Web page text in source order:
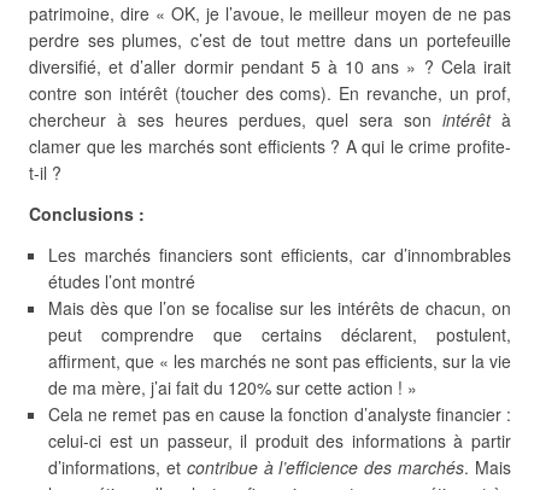
patrimoine, dire « OK, je l’avoue, le meilleur moyen de ne pas
perdre ses plumes, c’est de tout mettre dans un portefeuille
diversifié, et d’aller dormir pendant 5 à 10 ans » ? Cela irait
contre son intérêt (toucher des coms). En revanche, un prof,
chercheur à ses heures perdues, quel sera sonintérêtà
clamer que les marchés sont efficients ? A qui le crime profite-
t-il ?
Conclusions :
Les marchés financiers sont efficients, car d’innombrables
études l’ont montré
Mais dès que l’on se focalise sur les intérêts de chacun, on
peut comprendre que certains déclarent, postulent,
affirment, que « les marchés ne sont pas efficients, sur la vie
de ma mère, j’ai fait du 120% sur cette action ! »
Cela ne remet pas en cause la fonction d’analyste financier :
celui-ci est un passeur, il produit des informations à partir
d’informations, et contribue à l’efficience des marchés. Mais